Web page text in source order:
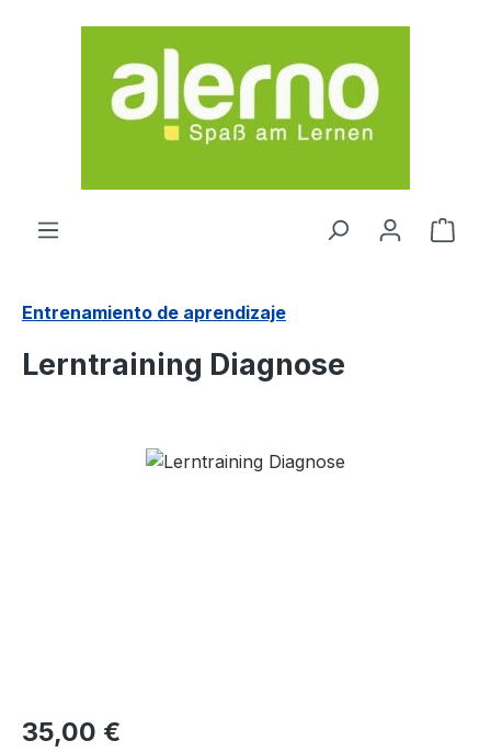
Saltar al contenido principal
El
Entrenamiento de aprendizaje
Lerntraining Diagnose
Omitir galería de imágenes
Precio normal:
35,00 €